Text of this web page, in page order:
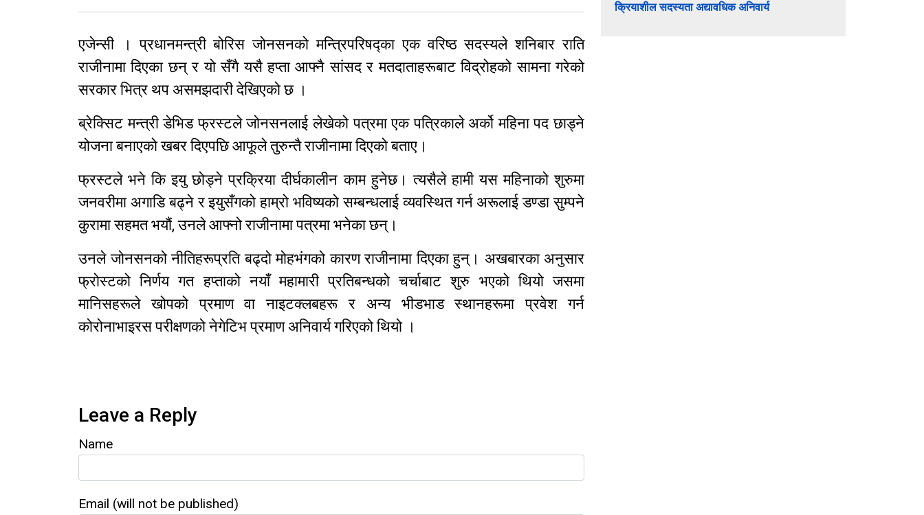
एजेन्सी । प्रधानमन्त्री बोरिस जोनसनको मन्त्रिपरिषद्का एक वरिष्ठ सदस्यले शनिबार राति
राजीनामा दिएका छन् र यो सँगै यसै हप्ता आफ्नै सांसद र मतदाताहरूबाट विद्रोहको सामना गरेको
सरकार भित्र थप असमझदारी देखिएको छ ।
ब्रेक्सिट मन्त्री डेभिड फ्रस्टले जोनसनलाई लेखेको पत्रमा एक पत्रिकाले अर्को महिना पद छाड्ने
योजना बनाएको खबर दिएपछि आफूले तुरुन्तै राजीनामा दिएको बताए।
फ्रस्टले भने कि इयु छोड्ने प्रक्रिया दीर्घकालीन काम हुनेछ। त्यसैले हामी यस महिनाको शुरुमा
जनवरीमा अगाडि बढ्ने र इयुसँगको हाम्रो भविष्यको सम्बन्धलाई व्यवस्थित गर्न अरूलाई डण्डा सुम्पने
कुरामा सहमत भयौं, उनले आफ्नो राजीनामा पत्रमा भनेका छन्।
उनले जोनसनको नीतिहरूप्रति बढ्दो मोहभंगको कारण राजीनामा दिएका हुन्। अखबारका अनुसार
फ्रोस्टको निर्णय गत हप्ताको नयाँ महामारी प्रतिबन्धको चर्चाबाट शुरु भएको थियो जसमा
मानिसहरूले खोपको प्रमाण वा नाइटक्लबहरू र अन्य भीडभाड स्थानहरूमा प्रवेश गर्न
कोरोनाभाइरस परीक्षणको नेगेटिभ प्रमाण अनिवार्य गरिएको थियो ।
Leave a Reply
Name
Email (will not be published)
क्रियाशील सदस्यता अद्यावधिक अनिवार्य